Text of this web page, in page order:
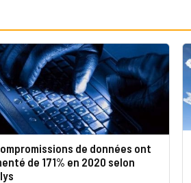
de données ont
de 171% en 2020 selon